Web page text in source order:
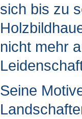
sich bis zu
nicht mehr
Seine